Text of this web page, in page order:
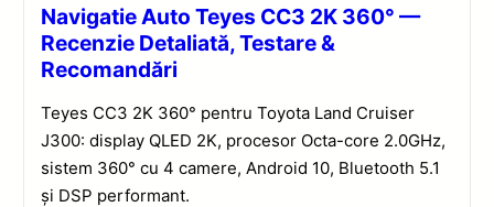
Navigatie Auto Teyes CC3 2K 360° —
Recenzie Detaliată, Testare &
Recomandări
Teyes CC3 2K 360° pentru Toyota Land Cruiser
J300: display QLED 2K, procesor Octa-core 2.0GHz,
sistem 360° cu 4 camere, Android 10, Bluetooth 5.1
și DSP performant.